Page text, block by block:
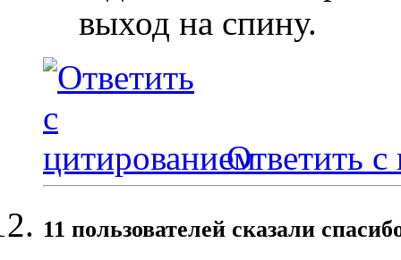
выход на спину.
Ответить с
11 пользователей сказали